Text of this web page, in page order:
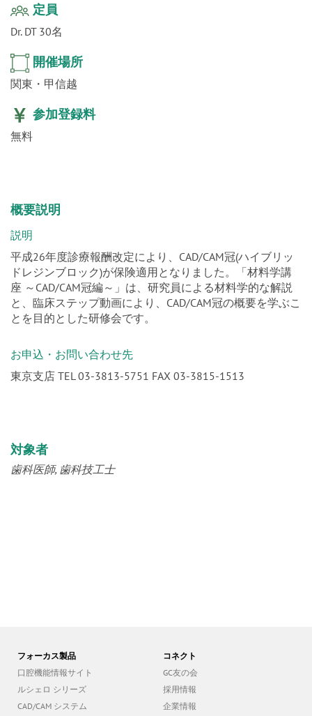
定員
Dr. DT 30名
開催場所
関東・甲信越
参加登録料
無料
概要説明
説明
平成26年度診療報酬改定により、CAD/CAM冠(ハイブリッ
ドレジンブロック)が保険適用となりました。「材料学講
座 ～CAD/CAM冠編～」は、研究員による材料学的な解説
と、臨床ステップ動画により、CAD/CAM冠の概要を学ぶこ
とを目的とした研修会です。
お申込・お問い合わせ先
東京支店 TEL 03-3813-5751 FAX 03-3815-1513
対象者
歯科医師 歯科技工士
フォーカス製品
口腔機能情報サイト
ルシェロ シリーズ
CAD/CAM システム
コネクト
GC友の会
採用情報
企業情報